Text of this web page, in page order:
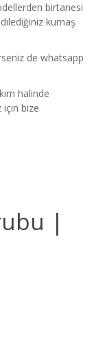
birtanesi
kumaş
de whatsapp
halinde
için bize
|